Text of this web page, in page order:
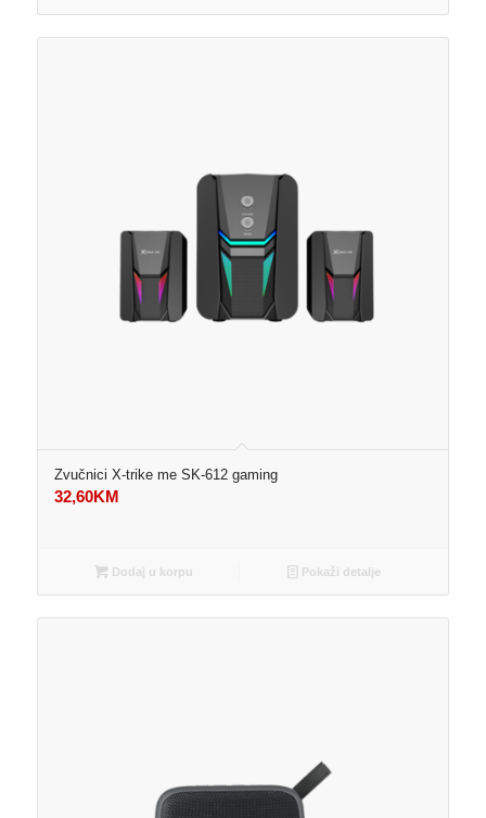
Zvučnici X-trike me SK-612 gaming
32,60KM
Dodaj u korpu Pokaži detalje